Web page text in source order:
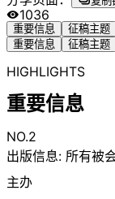
1036
重要信息 征稿主题
重要信息
征稿主题
HIGHLIGHTS
重要信息
NO.2
出版信息: 所有被
主办